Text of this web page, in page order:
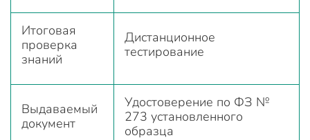
Итоговая
проверка
знаний
Дистанционное
тестирование
Выдаваемый
документ
Удостоверение по ФЗ №
273 установленного
образца